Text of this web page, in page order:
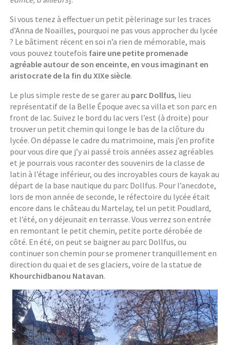
Si vous tenez à effectuer un petit pèlerinage sur les traces
d’Anna de Noailles, pourquoi ne pas vous approcher du lycée
? Le bâtiment récent en soi n’a rien de mémorable, mais
vous pouvez toutefois faire une petite promenade
agréable autour de son enceinte, en vous imaginant en
aristocrate de la fin du XIXe siècle.
Le plus simple reste de se garer au parc Dollfus, lieu
représentatif de la Belle Époque avec sa villa et son parc en
front de lac. Suivez le bord du lac vers l’est (à droite) pour
trouver un petit chemin qui longe le bas de la clôture du
lycée. On dépasse le cadre du matrimoine, mais j’en profite
pour vous dire que j’y ai passé trois années assez agréables
et je pourrais vous raconter des souvenirs de la classe de
latin à l’étage inférieur, ou des incroyables cours de kayak au
départ de la base nautique du parc Dollfus. Pour l’anecdote,
lors de mon année de seconde, le réfectoire du lycée était
encore dans le château du Martelay, tel un petit Poudlard,
et l’été, on y déjeunait en terrasse. Vous verrez son entrée
en remontant le petit chemin, petite porte dérobée de
côté. En été, on peut se baigner au parc Dollfus, ou
continuer son chemin pour se promener tranquillement en
direction du quai et de ses glaciers, voire de la statue de
Khourchidbanou Natavan.